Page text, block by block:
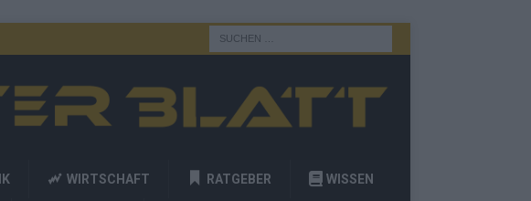
WIRTSCHAFT RATGEBER WISSEN